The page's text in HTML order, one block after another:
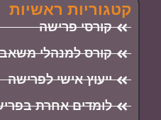
קטגוריות ראשיות
קורסי פרישה
קורס למנהלי
ייעוץ אישי לפרישה
לומדים אחרת